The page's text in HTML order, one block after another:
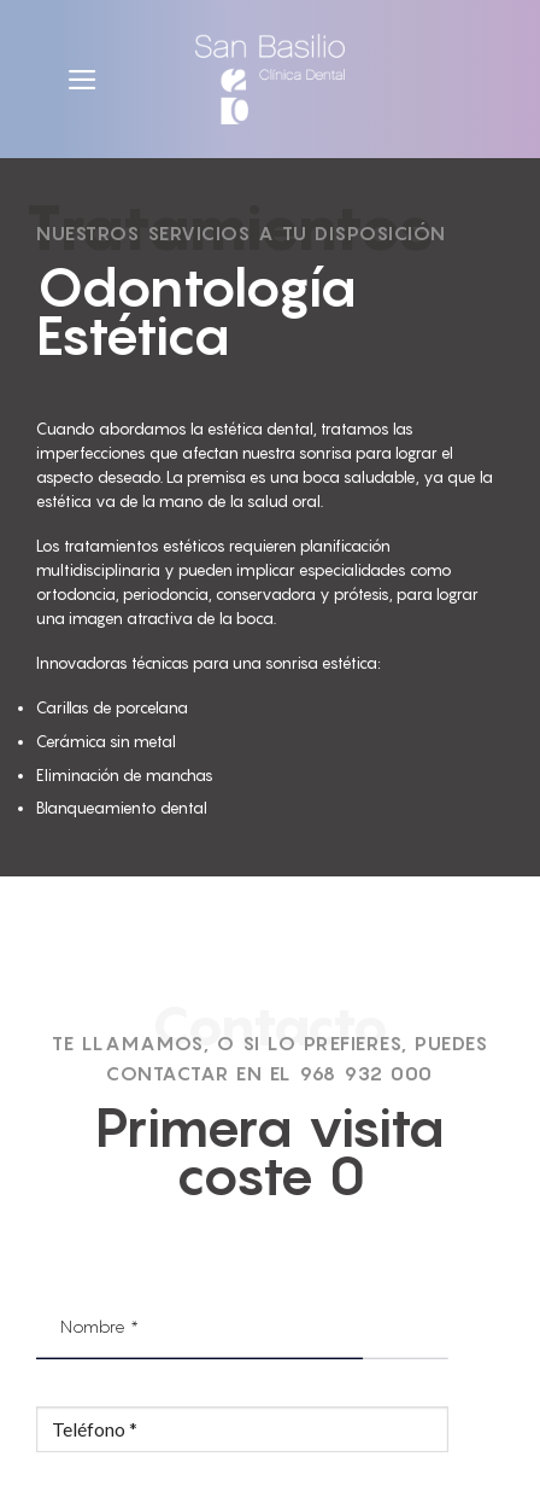
Tratamientos
NUESTROS SERVICIOS A TU DISPOSICIÓN
Odontología
Estética
Cuando abordamos la estética dental, tratamos las
imperfecciones que afectan nuestra sonrisa para lograr el
aspecto deseado. La premisa es una boca saludable, ya que la
estética va de la mano de la salud oral.
Los tratamientos estéticos requieren planificación
multidisciplinaria y pueden implicar especialidades como
ortodoncia, periodoncia, conservadora y prótesis, para lograr
una imagen atractiva de la boca.
Innovadoras técnicas para una sonrisa estética:
Carillas de porcelana
Cerámica sin metal
Eliminación de manchas
Blanqueamiento dental
Contacto
TE LLAMAMOS, O SI LO PREFIERES, PUEDES
CONTACTAR EN EL 968 932 000
Primera visita
coste 0